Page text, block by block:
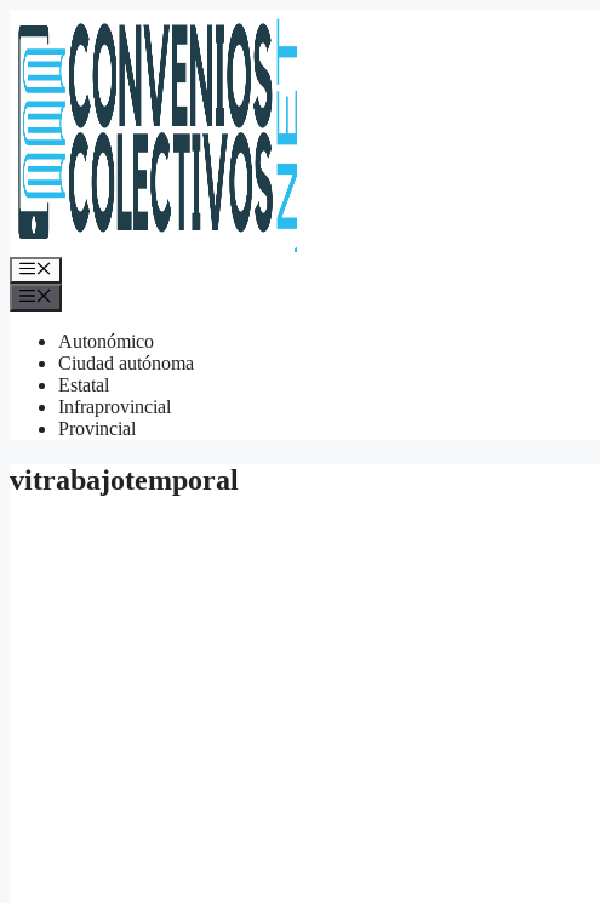
al
contenido
Menú
Autonómico
Ciudad autónoma
Estatal
Infraprovincial
Provincial
vitrabajotemporal